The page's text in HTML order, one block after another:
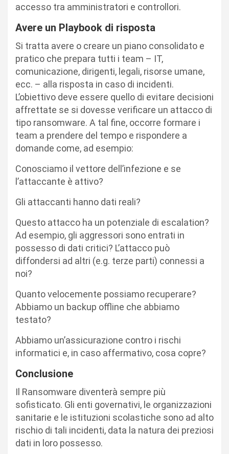
accesso tra amministratori e controllori.
Avere un Playbook di risposta
Si tratta avere o creare un piano consolidato e
pratico che prepara tutti i team – IT,
comunicazione, dirigenti, legali, risorse umane,
ecc. – alla risposta in caso di incidenti.
L’obiettivo deve essere quello di evitare decisioni
affrettate se si dovesse verificare un attacco di
tipo ransomware. A tal fine, occorre formare i
team a prendere del tempo e rispondere a
domande come, ad esempio:
Conosciamo il vettore dell’infezione e se
l’attaccante è attivo?
Gli attaccanti hanno dati reali?
Questo attacco ha un potenziale di escalation?
Ad esempio, gli aggressori sono entrati in
possesso di dati critici? L’attacco può
diffondersi ad altri (e.g. terze parti) connessi a
noi?
Quanto velocemente possiamo recuperare?
Abbiamo un backup offline che abbiamo
testato?
Abbiamo un’assicurazione contro i rischi
informatici e, in caso affermativo, cosa copre?
Conclusione
Il Ransomware diventerà sempre più
sofisticato. Gli enti governativi, le organizzazioni
sanitarie e le istituzioni scolastiche sono ad alto
rischio di tali incidenti, data la natura dei preziosi
dati in loro possesso.